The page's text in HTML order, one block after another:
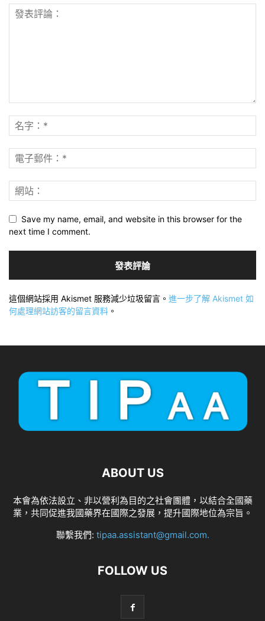
Save my name, email, and website in this browser for the
next time I comment.
這個網站採用 Akismet 服務減少垃圾留言。 進一步了解 Akismet 如
何處理網站訪客的留言資料 。
ABOUT US
本會為依法設立、非以營利為目的之社會團體，以結合全國藥
業，共同促進我國藥界在國際之發展，提升國際地位為宗旨。
聯繫我們: tipaa.assistant@gmail.com.
FOLLOW US